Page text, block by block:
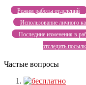
Режим работы отделений
Использование личного
Последние изменения в
отследить
Частые вопросы